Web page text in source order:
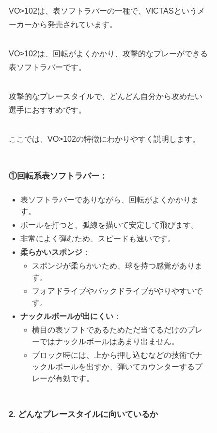
VO>102は、表ソフトラバーの一種で、VICTASというメ
ーカーから発売されています。
VO>102は、回転がよくかかり、攻撃的なプレーができる
表ソフトラバーです。
攻撃的なプレースタイルで、どんどん自分から攻めたい
選手におすすめです。
ここでは、VO>102の特徴にわかりやすく説明します。
①回転系表ソフトラバー：
表ソフトラバーでありながら、回転がよくかかりま
す。
ボールを打つと、弧線を描いて安定して飛びます。
非常によく弾むため、スピードも速いです。
柔らかいスポンジ：
スポンジが柔らかいため、球を持つ感覚がありま
す。
フォアドライブやバックドライブがやりやすいで
す。
ナックルボールが出にくい：
横目の表ソフトであるためただ当てるだけのプレ
ーではナックルボールはあまり出ません。
ブロック時には、上から押し込むなどの技術でナ
ックルボールを出すか、弾いてカウンターするプ
レーが有効です。
2. どんなプレースタイルに向いているか